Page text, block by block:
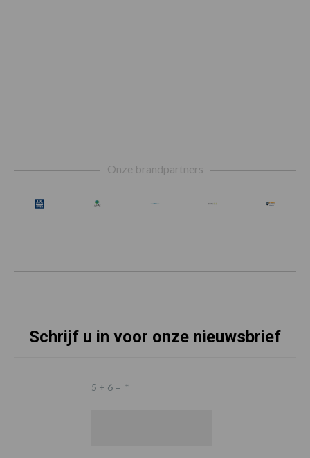
Onze brandpartners
Schrijf u in voor onze nieuwsbrief
5 + 6 = *